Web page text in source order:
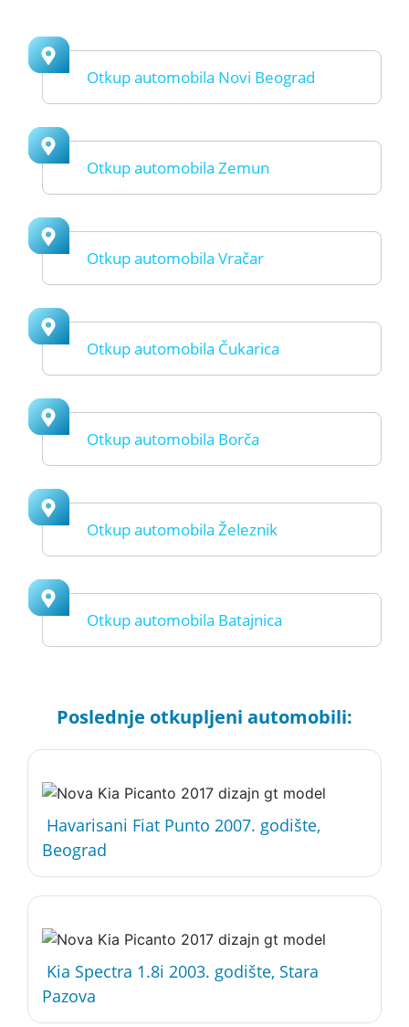
Otkup automobila Novi Beograd
Otkup automobila Zemun
Otkup automobila Vračar
Otkup automobila Čukarica
Otkup automobila Borča
Otkup automobila Železnik
Otkup automobila Batajnica
Poslednje otkupljeni automobili:
Havarisani Fiat Punto 2007. godište,
Beograd
Kia Spectra 1.8i 2003. godište, Stara
Pazova